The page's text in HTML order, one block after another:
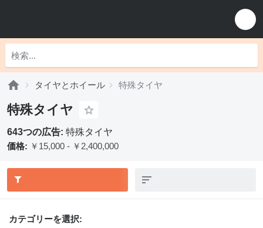
タイヤとホイール 特殊タイヤ
特殊タイヤ
643つの広告: 特殊タイヤ
価格: ￥15,000 - ￥2,400,000
カテゴリーを選択: